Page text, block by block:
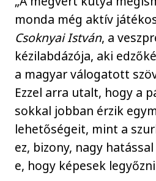
monda még aktív
Csoknyai István, a
kézilabdázója, aki
a magyar válogatott
Ezzel arra utalt, hogy a
sokkal jobban érzik
lehetőségeit, mint a
ez, bizony, nagy
e, hogy képesek